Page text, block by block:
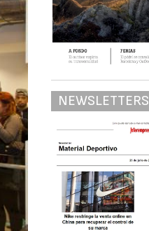
NEWSLETTERS